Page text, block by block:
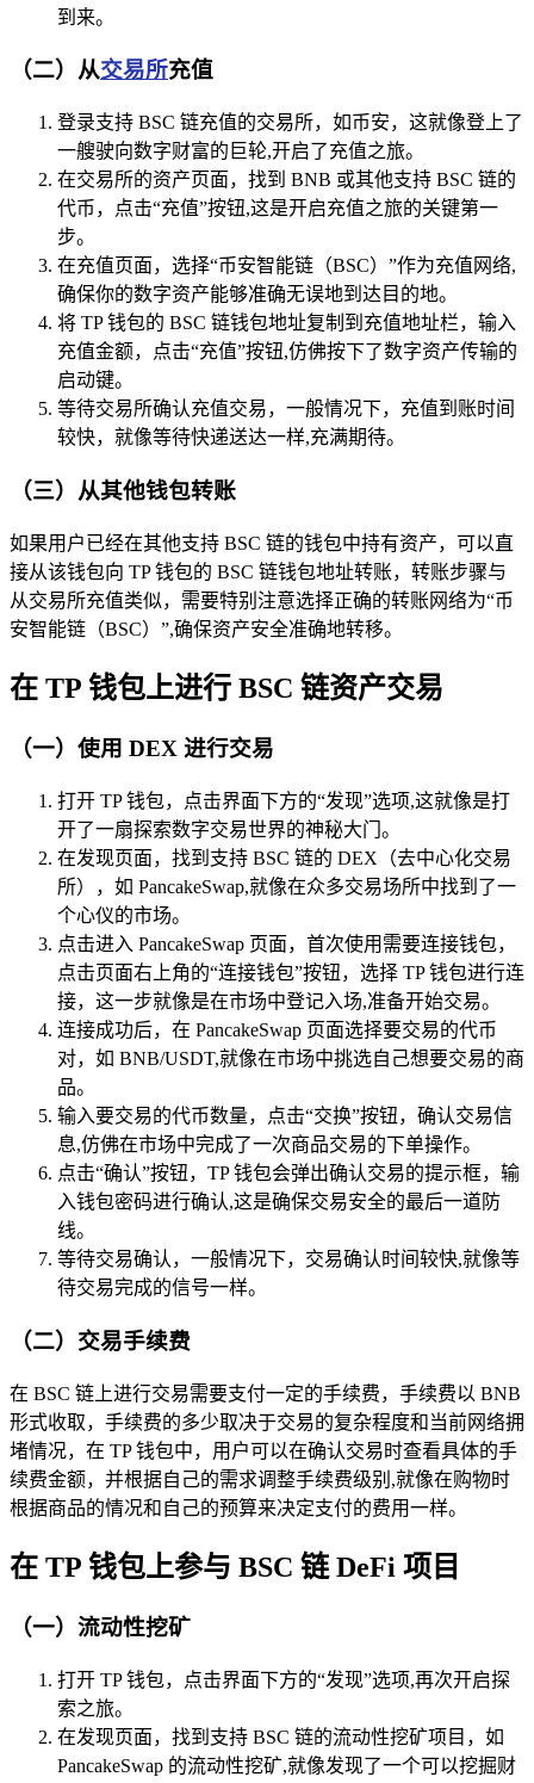
到来。
（二）从交易所充值
登录支持 BSC 链充值的交易所，如币安，这就像登上了
一艘驶向数字财富的巨轮,开启了充值之旅。
在交易所的资产页面，找到 BNB 或其他支持 BSC 链的
代币，点击“充值”按钮,这是开启充值之旅的关键第一
步。
在充值页面，选择“币安智能链（BSC）”作为充值网络,
确保你的数字资产能够准确无误地到达目的地。
将 TP 钱包的 BSC 链钱包地址复制到充值地址栏，输入
充值金额，点击“充值”按钮,仿佛按下了数字资产传输的
启动键。
等待交易所确认充值交易，一般情况下，充值到账时间
较快，就像等待快递送达一样,充满期待。
（三）从其他钱包转账
如果用户已经在其他支持 BSC 链的钱包中持有资产，可以直
接从该钱包向 TP 钱包的 BSC 链钱包地址转账，转账步骤与
从交易所充值类似，需要特别注意选择正确的转账网络为“币
安智能链（BSC）”,确保资产安全准确地转移。
在 TP 钱包上进行 BSC 链资产交易
（一）使用 DEX 进行交易
打开 TP 钱包，点击界面下方的“发现”选项,这就像是打
开了一扇探索数字交易世界的神秘大门。
在发现页面，找到支持 BSC 链的 DEX（去中心化交易
所），如 PancakeSwap,就像在众多交易场所中找到了一
个心仪的市场。
点击进入 PancakeSwap 页面，首次使用需要连接钱包，
点击页面右上角的“连接钱包”按钮，选择 TP 钱包进行连
接，这一步就像是在市场中登记入场,准备开始交易。
连接成功后，在 PancakeSwap 页面选择要交易的代币
对，如 BNB/USDT,就像在市场中挑选自己想要交易的商
品。
输入要交易的代币数量，点击“交换”按钮，确认交易信
息,仿佛在市场中完成了一次商品交易的下单操作。
点击“确认”按钮，TP 钱包会弹出确认交易的提示框，输
入钱包密码进行确认,这是确保交易安全的最后一道防
线。
等待交易确认，一般情况下，交易确认时间较快,就像等
待交易完成的信号一样。
（二）交易手续费
在 BSC 链上进行交易需要支付一定的手续费，手续费以 BNB
形式收取，手续费的多少取决于交易的复杂程度和当前网络拥
堵情况，在 TP 钱包中，用户可以在确认交易时查看具体的手
续费金额，并根据自己的需求调整手续费级别,就像在购物时
根据商品的情况和自己的预算来决定支付的费用一样。
在 TP 钱包上参与 BSC 链 DeFi 项目
（一）流动性挖矿
打开 TP 钱包，点击界面下方的“发现”选项,再次开启探
索之旅。
在发现页面，找到支持 BSC 链的流动性挖矿项目，如
PancakeSwap 的流动性挖矿,就像发现了一个可以挖掘财